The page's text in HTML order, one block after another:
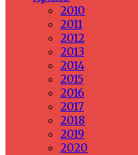
2010
2011
2012
2013
2014
2015
2016
2017
2018
2019
2020